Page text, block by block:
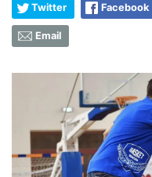
Twitter Facebook
Email